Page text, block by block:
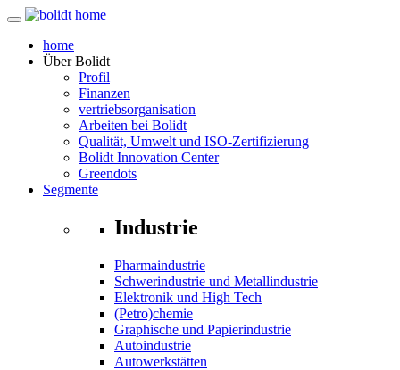
home
ÜberBolidt
Profil
Finanzen
vertriebsorganisation
Arbeiten bei Bolidt
Qualität, Umwelt und ISO-Zertifizierung
Bolidt Innovation Center
Greendots
Segmente
Industrie
Pharmaindustrie
Schwerindustrie und Metallindustrie
Elektronik und High Tech
(Petro)chemie
Graphische und Papierindustrie
Autoindustrie
Autowerkstätten